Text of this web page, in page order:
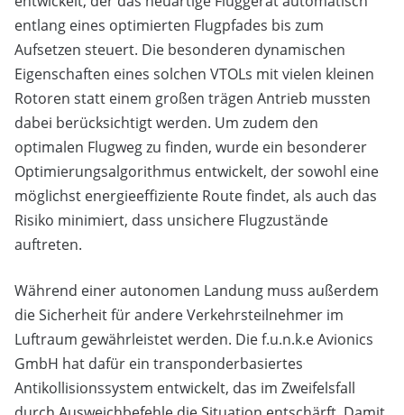
entlang eines optimierten Flugpfades bis zum
Aufsetzen steuert. Die besonderen dynamischen
Eigenschaften eines solchen VTOLs mit vielen kleinen
Rotoren statt einem großen trägen Antrieb mussten
dabei berücksichtigt werden. Um zudem den
optimalen Flugweg zu finden, wurde ein besonderer
Optimierungsalgorithmus entwickelt, der sowohl eine
möglichst energieeffiziente Route findet, als auch das
Risiko minimiert, dass unsichere Flugzustände
auftreten.
Während einer autonomen Landung muss außerdem
die Sicherheit für andere Verkehrsteilnehmer im
Luftraum gewährleistet werden. Die f.u.n.k.e Avionics
GmbH hat dafür ein transponderbasiertes
Antikollisionssystem entwickelt, das im Zweifelsfall